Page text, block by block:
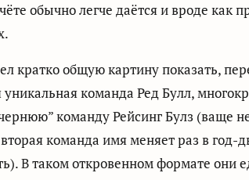
обычно легче даётся и вроде как
кратко общую картину показать,
уникальная команда Ред Булл,
команду Рейсинг Булз (ваще
команда имя меняет раз в год-
В таком откровенном формате они